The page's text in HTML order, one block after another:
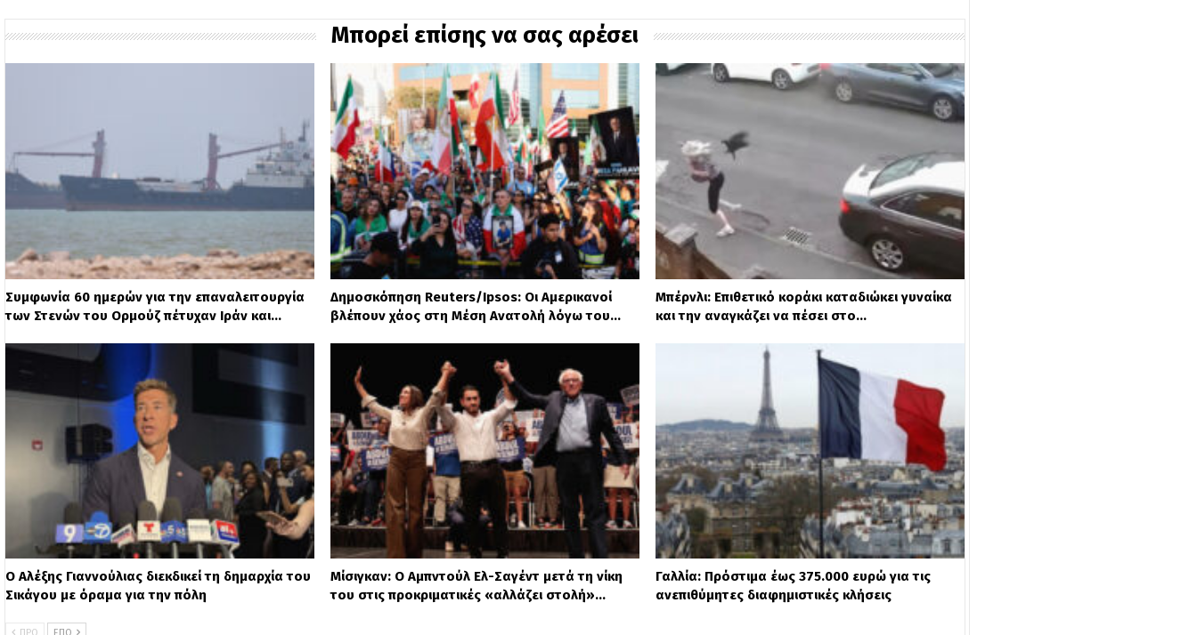
Μπορεί επίσης να σας αρέσει
Συμφωνία 60 ημερών για την επαναλειτουργία
των Στενών του Ορμούζ πέτυχαν Ιράν και…
Δημοσκόπηση Reuters/Ipsos: Οι Αμερικανοί
βλέπουν χάος στη Μέση Ανατολή λόγω του…
Μπέρνλι: Επιθετικό κοράκι καταδιώκει γυναίκα
και την αναγκάζει να πέσει στο…
Ο Αλέξης Γιαννούλιας διεκδικεί τη δημαρχία του
Σικάγου με όραμα για την πόλη
Μίσιγκαν: Ο Αμπντούλ Ελ-Σαγέντ μετά τη νίκη
του στις προκριματικές «αλλάζει στολή»…
Γαλλία: Πρόστιμα έως 375.000 ευρώ για τις
ανεπιθύμητες διαφημιστικές κλήσεις